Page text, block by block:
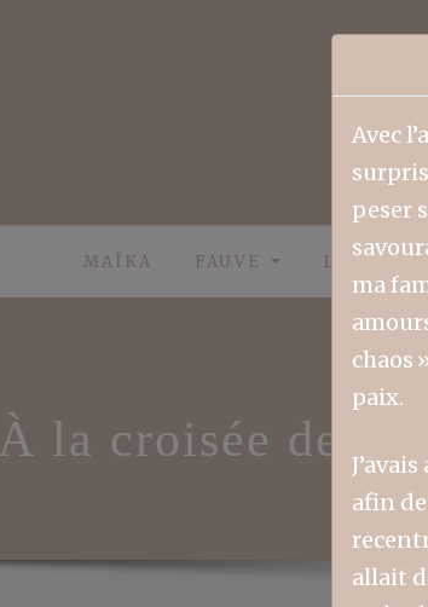
MAÏKA FAUVE
À la croisée des
Avec
peser
ma
chaos
paix.
afin
allait